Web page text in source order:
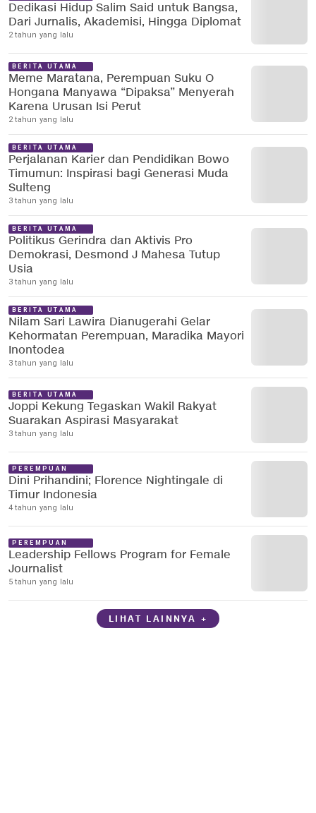
Dedikasi Hidup Salim Said untuk Bangsa,
Dari Jurnalis, Akademisi, Hingga Diplomat
2 tahun yang lalu
BERITA UTAMA
Meme Maratana, Perempuan Suku O
Hongana Manyawa “Dipaksa” Menyerah
Karena Urusan Isi Perut
2 tahun yang lalu
BERITA UTAMA
Perjalanan Karier dan Pendidikan Bowo
Timumun: Inspirasi bagi Generasi Muda
Sulteng
3 tahun yang lalu
BERITA UTAMA
Politikus Gerindra dan Aktivis Pro
Demokrasi, Desmond J Mahesa Tutup
Usia
3 tahun yang lalu
BERITA UTAMA
Nilam Sari Lawira Dianugerahi Gelar
Kehormatan Perempuan, Maradika Mayori
Inontodea
3 tahun yang lalu
BERITA UTAMA
Joppi Kekung Tegaskan Wakil Rakyat
Suarakan Aspirasi Masyarakat
3 tahun yang lalu
PEREMPUAN
Dini Prihandini; Florence Nightingale di
Timur Indonesia
4 tahun yang lalu
PEREMPUAN
Leadership Fellows Program for Female
Journalist
5 tahun yang lalu
LIHAT LAINNYA +